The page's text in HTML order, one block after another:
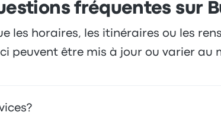
fréquentes sur
les horaires, les itinéraires ou les
peuvent être mis à jour ou varier au